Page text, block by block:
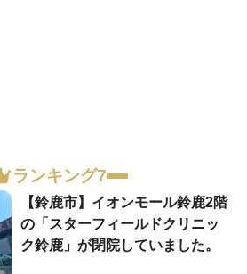
ランキング7
【鈴鹿市】イオンモール鈴鹿2階
の「スターフィールドクリニッ
ク鈴鹿」が閉院していました。